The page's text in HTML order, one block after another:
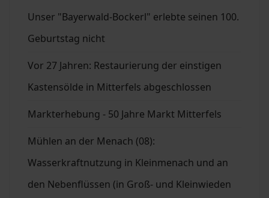
Unser "Bayerwald-Bockerl" erlebte seinen 100.
Geburtstag nicht
Vor 27 Jahren: Restaurierung der einstigen
Kastensölde in Mitterfels abgeschlossen
Markterhebung - 50 Jahre Markt Mitterfels
Mühlen an der Menach (08):
Wasserkraftnutzung in Kleinmenach und an
den Nebenflüssen (in Groß- und Kleinwieden